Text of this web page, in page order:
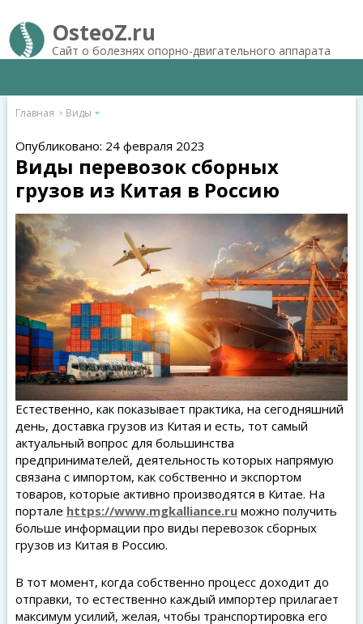
OsteoZ.ru
Сайт о болезнях опорно-двигательного аппарата
Главная Виды
Опубликовано: 24 февраля 2023
Виды перевозок сборных
грузов из Китая в Россию
Естественно, как показывает практика, на сегодняшний
день, доставка грузов из Китая и есть, тот самый
актуальный вопрос для большинства
предпринимателей, деятельность которых напрямую
связана с импортом, как собственно и экспортом
товаров, которые активно производятся в Китае. На
портале https://www.mgkalliance.ruможно получить
больше информации про виды перевозок сборных
грузов из Китая в Россию.
В тот момент, когда собственно процесс доходит до
отправки, то естественно каждый импортер прилагает
максимум усилий, желая, чтобы транспортировка его